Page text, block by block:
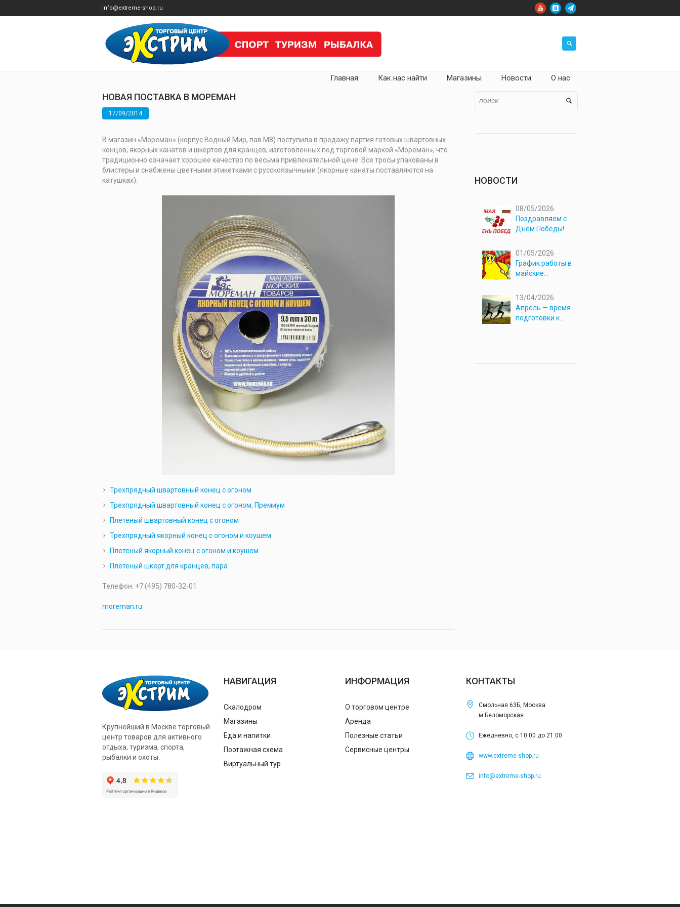
info@extreme-shop.ru
Главная Как нас найти Магазины Новости О нас
НОВАЯ ПОСТАВКА В МОРЕМАН
17/09/2014
В магазин «Мореман» (корпус Водный Мир, пав.М8) поступила в продажу партия готовых швартовных
концов, якорных канатов и шкертов для кранцев, изготовленных под торговой маркой «Мореман», что
традиционно означает хорошее качество по весьма привлекательной цене. Все тросы упакованы в
блистеры и снабжены цветными этикетками с русскоязычными (якорные канаты поставляются на
катушках).
Трехпрядный швартовный конец с огоном
Трехпрядный швартовный конец с огоном, Премиум
Плетеный швартовный конец с огоном
Трехпрядный якорный конец с огоном и коушем
Плетеный якорный конец с огоном и коушем
Плетеный шкерт для кранцев, пара
Телефон: +7 (495) 780-32-01
moreman.ru
НОВОСТИ
08/05/2026
Поздравляем с
Днём Победы!
01/05/2026
График работы в
майские
13/04/2026
Апрель — время
подготовки к
Крупнейший в Москве торговый
центр товаров для активного
отдыха, туризма, спорта,
рыбалки и охоты.
НАВИГАЦИЯ
Скалодром
Магазины
Еда и напитки
Поэтажная схема
Виртуальный тур
ИНФОРМАЦИЯ
О торговом центре
Аренда
Полезные статьи
Сервисные центры
КОНТАКТЫ
Смольная 63Б, Москва
м.Беломорская
Ежедневно, с 10:00 до 21:00
www.extreme-shop.ru
info@extreme-shop.ru